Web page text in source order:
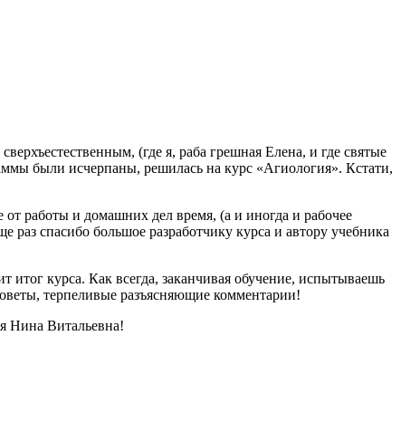
(где я, раба грешная Елена, и где святые
были исчерпаны, решилась на курс «Агиология». Кстати,
от работы и домашних дел время, (а и иногда и рабочее
спасибо большое разработчику курса и автору учебника
курса. Как всегда, заканчивая обучение, испытываешь
терпеливые разъясняющие комментарии!
Нина Витальевна!